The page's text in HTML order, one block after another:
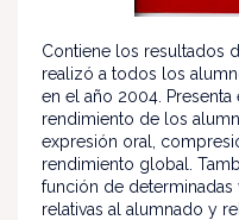
Contiene los resultados
realizó a todos los
en el año 2004.
rendimiento de los
expresión oral,
rendimiento global.
función de determinadas
relativas al alumnado y